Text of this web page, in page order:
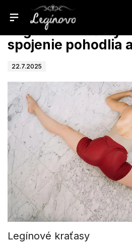
Prejsť
Legínové kraťasy -
spojenie pohodlia
22.7.2025
Legínové kraťasy